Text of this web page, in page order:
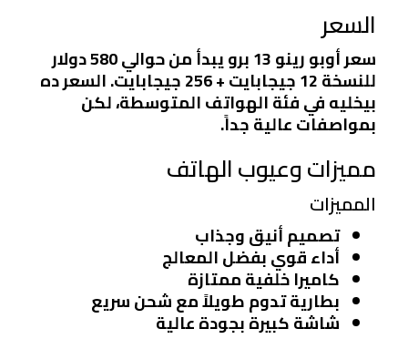
السعر
سعر أوبو رينو 13 برو يبدأ من حوالي 580 دولار
للنسخة 12 جيجابايت + 256 جيجابايت. السعر ده
بيخليه في فئة الهواتف المتوسطة، لكن
بمواصفات عالية جداً.
مميزات وعيوب الهاتف
المميزات
تصميم أنيق وجذاب
أداء قوي بفضل المعالج
كاميرا خلفية ممتازة
بطارية تدوم طويلاً مع شحن سريع
شاشة كبيرة بجودة عالية